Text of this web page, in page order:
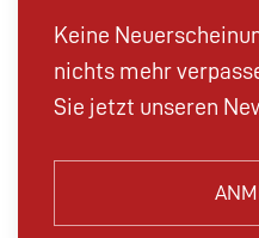
Keine
nichts mehr
Sie jetzt unseren